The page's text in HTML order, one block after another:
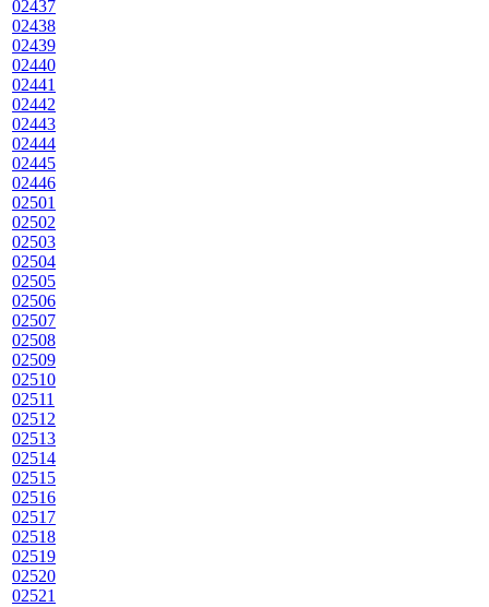
02437
02438
02439
02440
02441
02442
02443
02444
02445
02446
02501
02502
02503
02504
02505
02506
02507
02508
02509
02510
02511
02512
02513
02514
02515
02516
02517
02518
02519
02520
02521